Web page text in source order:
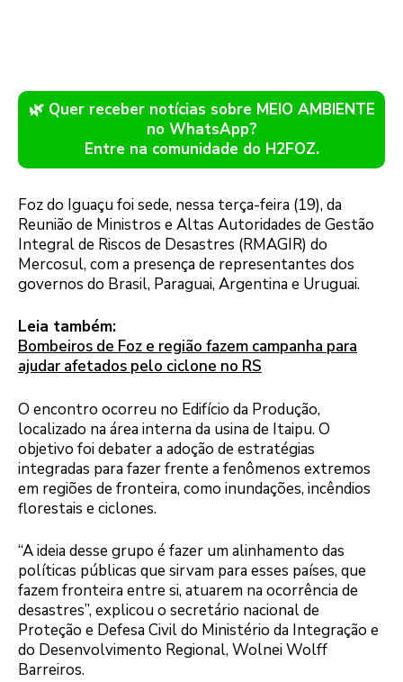
🌿 Quer receber notícias sobre MEIO AMBIENTE
no WhatsApp?
Entre na comunidade do H2FOZ.
Foz do Iguaçu foi sede, nessa terça-feira (19), da
Reunião de Ministros e Altas Autoridades de Gestão
Integral de Riscos de Desastres (RMAGIR) do
Mercosul, com a presença de representantes dos
governos do Brasil, Paraguai, Argentina e Uruguai.
Leia também:
Bombeiros de Foz e região fazem campanha para
ajudar afetados pelo ciclone no RS
O encontro ocorreu no Edifício da Produção,
localizado na área interna da usina de Itaipu. O
objetivo foi debater a adoção de estratégias
integradas para fazer frente a fenômenos extremos
em regiões de fronteira, como inundações, incêndios
florestais e ciclones.
“A ideia desse grupo é fazer um alinhamento das
políticas públicas que sirvam para esses países, que
fazem fronteira entre si, atuarem na ocorrência de
desastres”, explicou o secretário nacional de
Proteção e Defesa Civil do Ministério da Integração e
do Desenvolvimento Regional, Wolnei Wolff
Barreiros.